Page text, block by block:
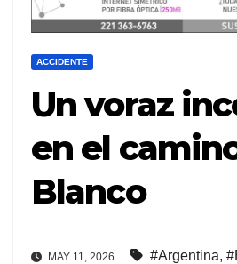
ACCIDENTE
Un voraz
en el
Blanco
MAY 11, 2026 #Argentina,